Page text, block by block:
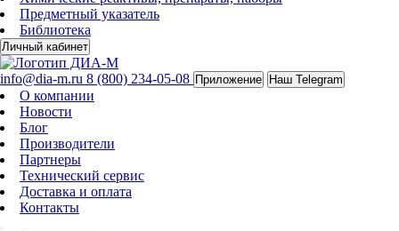
Предметный указатель
Библиотека
Личный кабинет
info@dia-m.ru 8 (800) 234-05-08 Приложение Наш Telegram
О компании
Новости
Блог
Производители
Партнеры
Технический сервис
Доставка и оплата
Контакты